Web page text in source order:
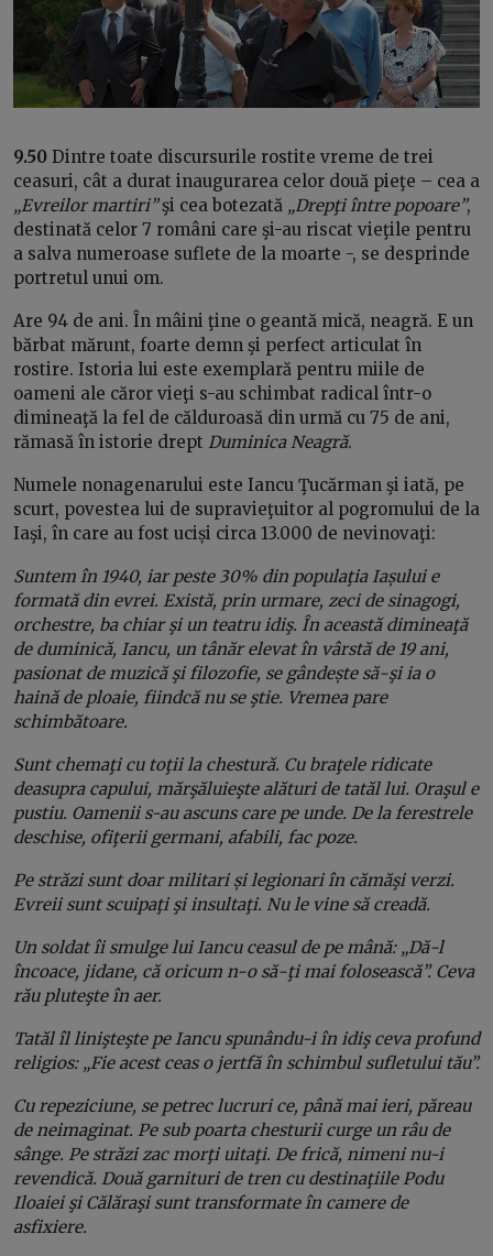
9.50 Dintre toate discursurile rostite vreme de trei
ceasuri, cât a durat inaugurarea celor două pieţe – cea a
„Evreilor martiri”şi cea botezată „Drepţi între popoare”,
destinată celor 7 români care şi-au riscat vieţile pentru
a salva numeroase suflete de la moarte -, se desprinde
portretul unui om.
Are 94 de ani. În mâini ţine o geantă mică, neagră. E un
bărbat mărunt, foarte demn şi perfect articulat în
rostire. Istoria lui este exemplară pentru miile de
oameni ale căror vieţi s-au schimbat radical într-o
dimineaţă la fel de călduroasă din urmă cu 75 de ani,
rămasă în istorie drept Duminica Neagră.
Numele nonagenarului este Iancu Ţucărman şi iată, pe
scurt, povestea lui de supravieţuitor al pogromului de la
Iaşi, în care au fost uciși circa 13.000 de nevinovaţi:
Suntem în 1940, iar peste 30% din populaţia Iașului e
formată din evrei. Există, prin urmare, zeci de sinagogi,
orchestre, ba chiar şi un teatru idiş. În această dimineaţă
de duminică, Iancu, un tânăr elevat în vârstă de 19 ani,
pasionat de muzică şi filozofie, se gândește să-şi ia o
haină de ploaie, fiindcă nu se ştie. Vremea pare
schimbătoare.
Sunt chemaţi cu toţii la chestură. Cu braţele ridicate
deasupra capului, mărşăluieşte alături de tatăl lui. Oraşul e
pustiu. Oamenii s-au ascuns care pe unde. De la ferestrele
deschise, ofiţerii germani, afabili, fac poze.
Pe străzi sunt doar militari și legionari în cămăşi verzi.
Evreii sunt scuipaţi şi insultaţi. Nu le vine să creadă.
Un soldat îi smulge lui Iancu ceasul de pe mână: „Dă-l
încoace, jidane, că oricum n-o să-ţi mai folosească”. Ceva
rău pluteşte în aer.
Tatăl îl linişteşte pe Iancu spunându-i în idiş ceva profund
religios: „Fie acest ceas o jertfă în schimbul sufletului tău”.
Cu repeziciune, se petrec lucruri ce, până mai ieri, păreau
de neimaginat. Pe sub poarta chesturii curge un râu de
sânge. Pe străzi zac morţi uitaţi. De frică, nimeni nu-i
revendică. Două garnituri de tren cu destinaţiile Podu
Iloaiei şi Călăraşi sunt transformate în camere de
asfixiere.